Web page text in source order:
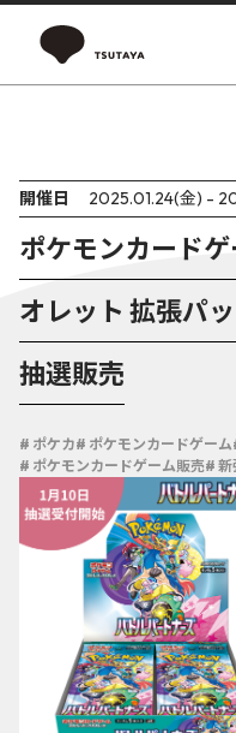
開催日 2025.01.24(金) -
ポケモンカード
オレット 拡張パ
抽選販売
# ポケカ# ポケモンカードゲーム
# ポケモンカードゲーム販売# 新